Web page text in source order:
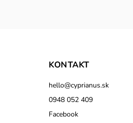
KONTAKT
hello@cyprianus.sk
0948 052 409
Facebook